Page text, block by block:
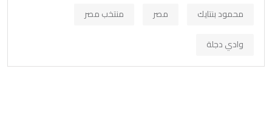
محمود بنتايك
مصر
منتخب مصر
وادي دجلة